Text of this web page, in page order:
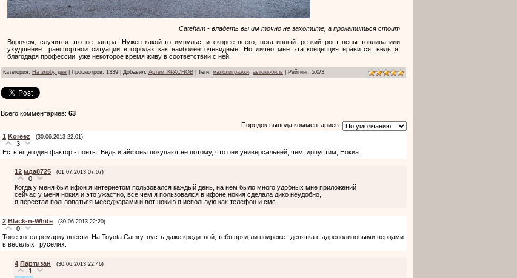
Cateham - владеть вы им точно не захотите, а прокатиться стоит
Впрочем, случится это не завтра. Нужен какой-то импульс, и скорее всего, негативный: резкий рост цены топлива или
ухудшение транспортной ситуации в городах как наиболее очевидные. Но лично мне эта концепция нравится, ведь я,
благодаря профессии, уже некоторое время живу в соответствии с ней.
Категория: На злобу дня Просмотров: 1339 | Добавил: Артем_КРАСНОВ Теги: малолитражки автомобиль Рейтинг: 5.0/3
Всего комментариев: 63
Порядок вывода комментариев:
1 Koreez (30.06.2013 22:01)
3
Есть еще один фактор - понты. Ведь и айфоны покупают не потому, что они универсальней, чем, допустим, Нокиа.
12 мда8725 (01.07.2013 07:07)
0
Когда у меня был ифон я интернетом пользовался каждый день, на нем было много удобных мне приложений
сейчас у меня нокия и это ужастно, все чем я пользовался в ифоне нокия сделала дико неудобно,
я перестал пользоваться меседжарами и вот нокию я использую как телефон и смс
2 Black-n-White (30.06.2013 22:20)
0
Тоже хотел ремарку внести. На Toyota Camry, пусть даже кредитной, тебя вряд ли подрежет девятка с адренолиновыми перцами
в веселых труселях.
4 Партизан (30.06.2013 22:46)
1